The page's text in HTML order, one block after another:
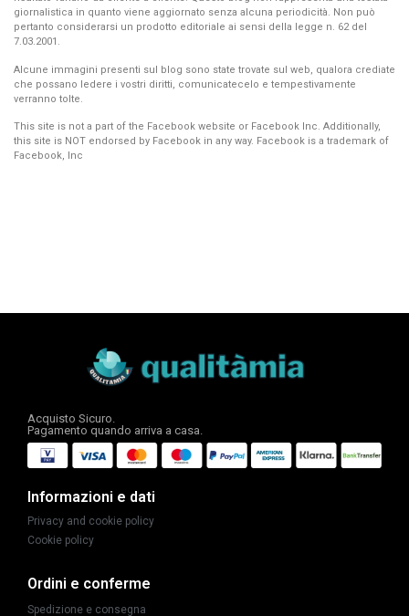
giornalistica in quanto viene aggiornato senza alcuna periodicità. Non può
pertanto considerarsi un prodotto editoriale ai sensi della legge n. 62 del
7.03.2001.
Alcune immagini presenti sul blog sono state trovate sul web, qualora crediate
che possano ledere i vostri diritti, comunicatecelo e tempestivamente
verranno tolte.
This site is not a part of the Facebook website or Facebook Inc. Additionally,
this site is NOT endorsed by Facebook in any way. Facebook is a trademark of
Facebook, Inc
Acquisto Sicuro.
Pagamento quando arriva a casa.
Informazioni e dati
Privacy and cookie policy
Cookie policy
Ordini e conferme
Spedizione e consegna